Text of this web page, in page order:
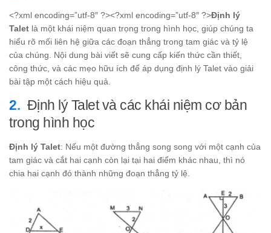
<?xml encoding=”utf-8″ ?><?xml encoding=”utf-8″ ?>Định lý
Talet là một khái niệm quan trọng trong hình học, giúp chúng ta
hiểu rõ mối liên hệ giữa các đoạn thẳng trong tam giác và tỷ lệ
của chúng. Nội dung bài viết sẽ cung cấp kiến thức cần thiết,
công thức, và các mẹo hữu ích để áp dụng định lý Talet vào giải
bài tập một cách hiệu quả.
Định lý Talet và các khái niệm cơ bản
trong hình học
Định lý Talet: Nếu một đường thẳng song song với một cạnh của
tam giác và cắt hai cạnh còn lại tại hai điểm khác nhau, thì nó
chia hai cạnh đó thành những đoạn thẳng tỷ lệ.